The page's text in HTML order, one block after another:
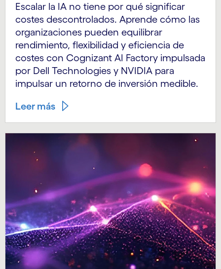
Escalar la IA no tiene por qué significar
costes descontrolados. Aprende cómo las
organizaciones pueden equilibrar
rendimiento, flexibilidad y eficiencia de
costes con Cognizant AI Factory impulsada
por Dell Technologies y NVIDIA para
impulsar un retorno de inversión medible.
Leer más